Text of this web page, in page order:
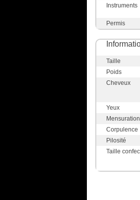
Instruments
Permis
Taille
Poids
Cheveux
Yeux
Corpulence
Pilosité
Taille